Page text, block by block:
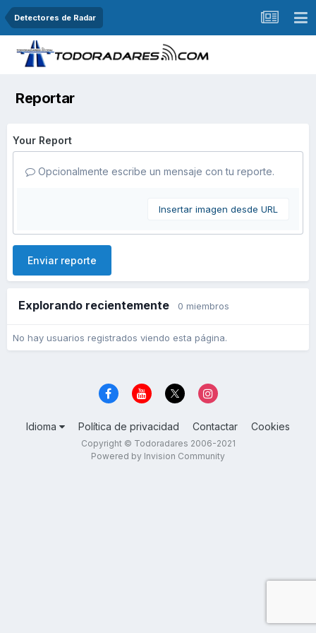
Detectores de Radar
Reportar
Your Report
Opcionalmente escribe un mensaje con tu reporte.
Insertar imagen desde URL
Enviar reporte
Explorando recientemente 0 miembros
No hay usuarios registrados viendo esta página.
Idioma Política de privacidad Contactar Cookies
Copyright © Todoradares 2006-2021
Powered by Invision Community